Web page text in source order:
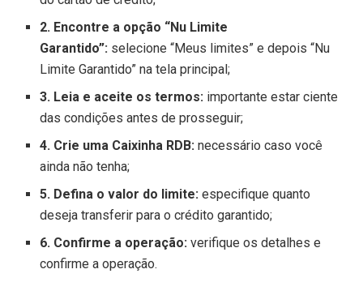
2. Encontre a opção “Nu Limite
Garantido”: selecione “Meus limites” e depois “Nu
Limite Garantido” na tela principal;
3. Leia e aceite os termos: importante estar ciente
das condições antes de prosseguir;
4. Crie uma Caixinha RDB: necessário caso você
ainda não tenha;
5. Defina o valor do limite: especifique quanto
deseja transferir para o crédito garantido;
6. Confirme a operação: verifique os detalhes e
confirme a operação.